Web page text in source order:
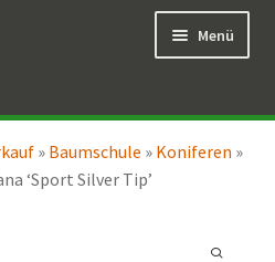
Menü
» Baumschule » Koniferen »
‘Sport Silver Tip’